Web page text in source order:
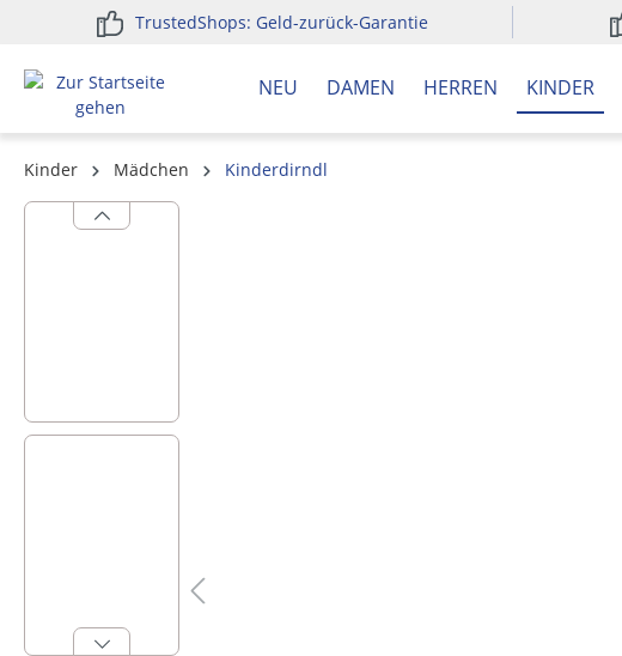
Zur Hauptnavigation springen
TrustedShops: Geld-zurück-Garantie
NEU DAMEN HERREN KINDER
Kinder Mädchen
Kinderdirndl
Bildergalerie überspringen